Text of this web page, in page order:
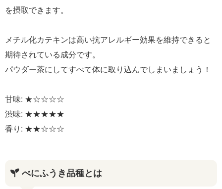
を摂取できます。
メチル化カテキンは高い抗アレルギー効果を維持できると
期待されている成分です。
パウダー茶にしてすべて体に取り込んでしまいましょう！
甘味: ★☆☆☆☆
渋味: ★★★★★
香り: ★★☆☆☆
べにふうき品種とは